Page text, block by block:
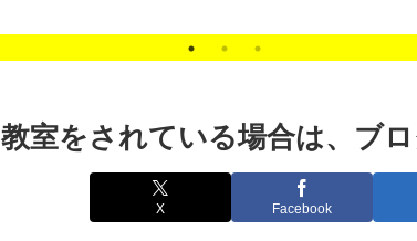
教室をされている場合は、ブ
X Facebook